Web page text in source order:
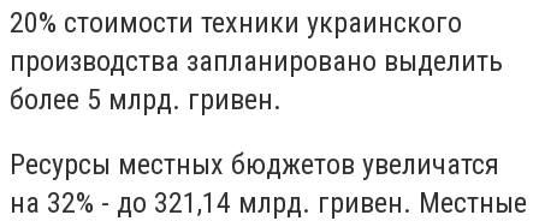
20% стоимости техники украинского
производства запланировано выделить
более 5 млрд. гривен.
Ресурсы местных бюджетов увеличатся
на 32% - до 321,14 млрд. гривен. Местные